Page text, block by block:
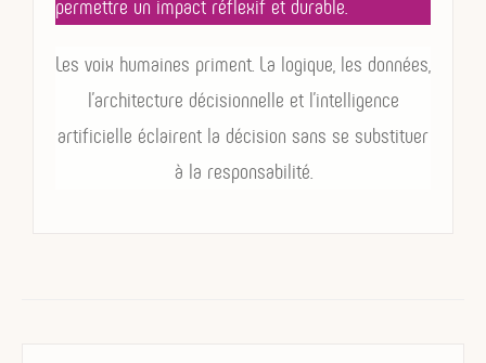
permettre un impact réflexif et durable.
Les voix humaines priment. La logique, les données,
l’architecture décisionnelle et l’intelligence
artificielle éclairent la décision sans se substituer
à la responsabilité.